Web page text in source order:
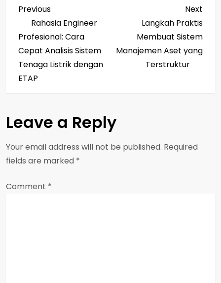
P
o
s
t
a
v
i
g
Previous
Post
Previous
Rahasia Engineer
Profesional: Cara
Cepat Analisis Sistem
Tenaga Listrik dengan
ETAP
Post
Next
Langkah Praktis
Membuat Sistem
Manajemen Aset yang
Terstruktur
Leave a Reply
Your email address will not be published. Required
fields are marked *
Comment *